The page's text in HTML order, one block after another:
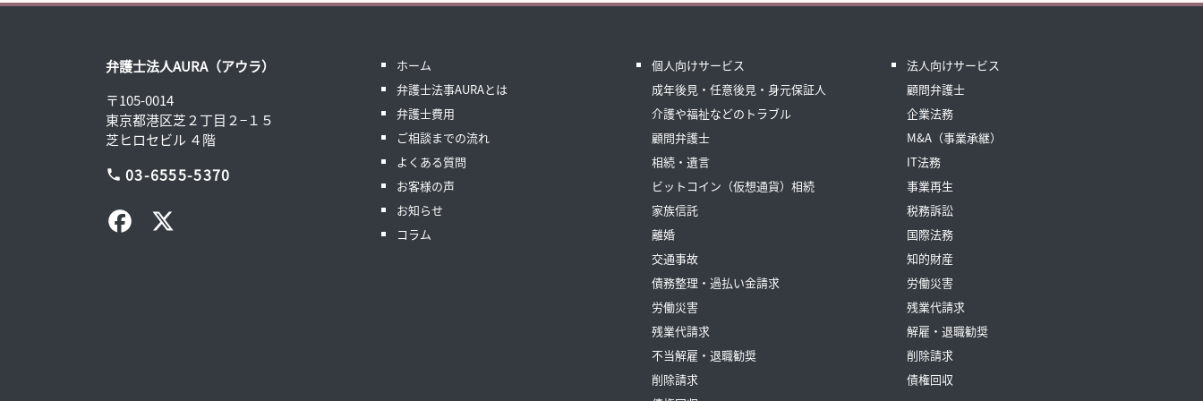
ホーム
弁護士法事AURAとは
弁護士費用
ご相談までの流れ
よくある質問
お客様の声
お知らせ
コラム
個人向けサービス
成年後見・任意後見・身元保証人
介護や福祉などのトラブル
顧問弁護士
相続・遺言
ビットコイン（仮想通貨）相続
家族信託
離婚
交通事故
債務整理・過払い金請求
労働災害
残業代請求
不当解雇・退職勧奨
削除請求
法人向けサービス
顧問弁護士
企業法務
M&A（事業承継）
IT法務
事業再生
税務訴訟
国際法務
知的財産
労働災害
残業代請求
解雇・退職勧奨
削除請求
債権回収
弁護士法人AURA（アウラ）
〒105-0014
東京都港区芝２丁目２−１５
芝ヒロセビル ４階
phone 03-6555-5370